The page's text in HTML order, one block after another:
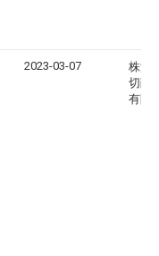
2023-03-07
株洲
切削
有限